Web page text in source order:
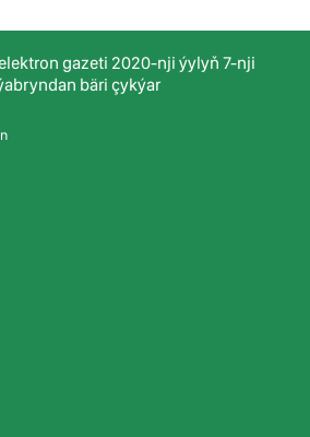
gazeti 2020-nji ýylyň 7-nji
bäri çykýar